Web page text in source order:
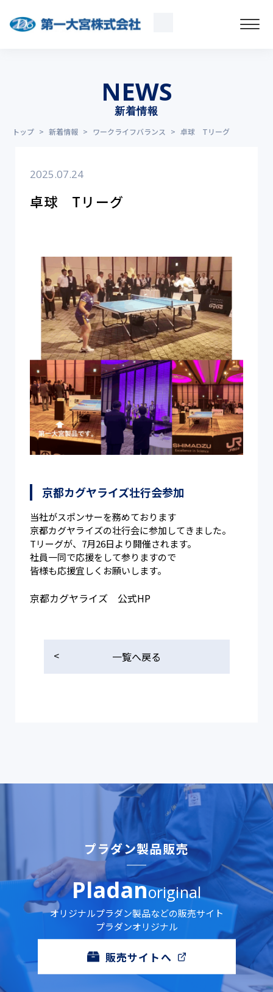
NEWS
新着情報
トップ > 新着情報 > ワークライフバランス > 卓球 Tリーグ
2025.07.24
卓球 Tリーグ
京都カグヤライズ壮行会参加
当社がスポンサーを務めております
京都カグヤライズの壮行会に参加してきました。
Tリーグが、7月26日より開催されます。
社員一同で応援をして参りますので
皆様も応援宜しくお願いします。
京都カグヤライズ 公式HP
一覧へ戻る
プラダン製品販売
Pladanoriginal
オリジナルプラダン製品などの販売サイト
プラダンオリジナル
販売サイトへ